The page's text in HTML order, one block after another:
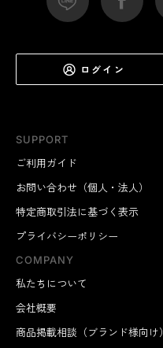
SUPPORT
ご利用ガイド
お問い合わせ（個人・法人）
特定商取引法に基づく表示
プライバシーポリシー
COMPANY
私たちについて
会社概要
商品掲載相談（ブランド様向け）
ログイン